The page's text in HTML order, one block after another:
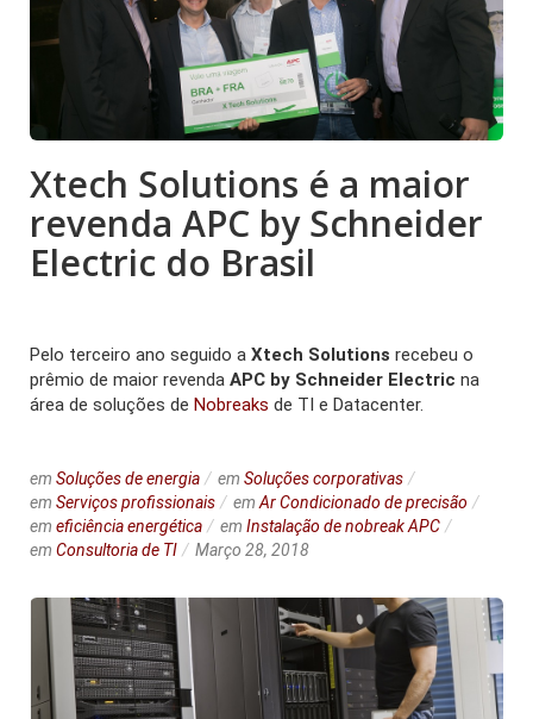
Xtech Solutions é a maior
revenda APC by Schneider
Electric do Brasil
Pelo terceiro ano seguido a Xtech Solutions recebeu o
prêmio de maior revenda APC by Schneider Electric na
área de soluções de Nobreaks de TI e Datacenter.
em Soluções de energia em Soluções corporativas
em Serviços profissionais em Ar Condicionado de precisão
em eficiência energética em Instalação de nobreak APC
em Consultoria de TI Março 28, 2018